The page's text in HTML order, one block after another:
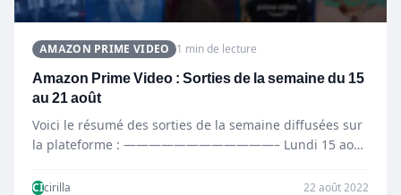
AMAZON PRIME VIDEO 1 min de lecture
Amazon Prime Video : Sorties de la semaine du 15
au 21 août
Voici le résumé des sorties de la semaine diffusées sur
la plateforme : ————————————– Lundi 15 août
CIcirilla 22 août 2022